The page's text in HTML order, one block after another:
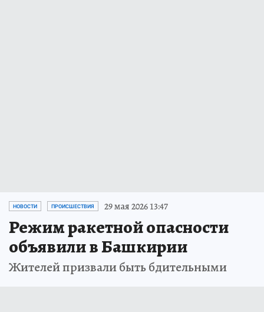
НОВОСТИ ПРОИСШЕСТВИЯ 29 мая 2026 13:47
Режим ракетной опасности
объявили в Башкирии
Жителей призвали быть бдительными